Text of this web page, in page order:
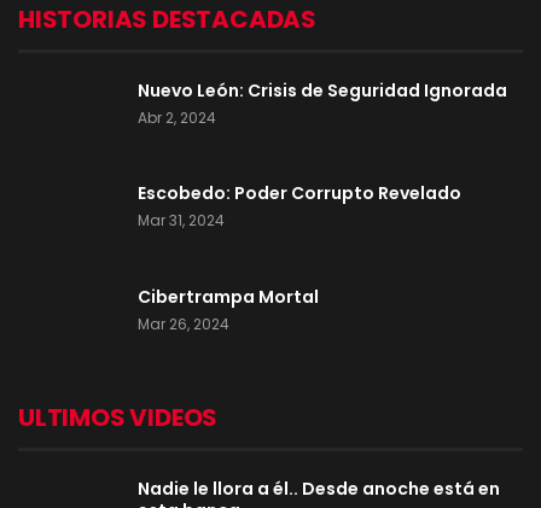
HISTORIAS DESTACADAS
Nuevo León: Crisis de Seguridad Ignorada
Abr 2, 2024
Escobedo: Poder Corrupto Revelado
Mar 31, 2024
Cibertrampa Mortal
Mar 26, 2024
ULTIMOS VIDEOS
Nadie le llora a él.. Desde anoche está en